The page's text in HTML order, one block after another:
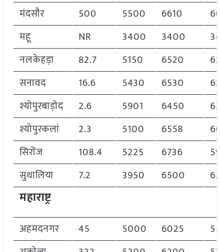
मंदसौर
500 5500 6610
महू
NR 3400 3400
नलकेहड़ा
82.7 5150 6520
सनावद
16.6 5430 6530
श्योपुरबाड़ोद
2.6 5901 6450
श्योपुरकलां
2.3 5100 6558
सिरोंज
108.4 5225 6736
सुथालिया
7.2 3950 6500
महाराष्ट्र
अहमदनगर 45 5000 6025